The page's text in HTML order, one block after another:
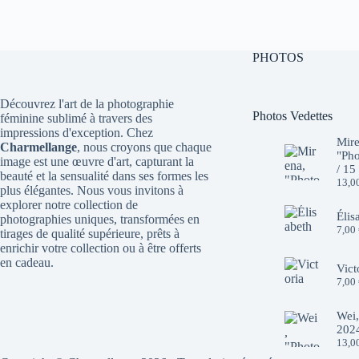
Découvrez l'art de la photographie
féminine sublimé à travers des
impressions d'exception. Chez
Charmellange, nous croyons que chaque
image est une œuvre d'art, capturant la
beauté et la sensualité dans ses formes les
plus élégantes. Nous vous invitons à
explorer notre collection de
photographies uniques, transformées en
tirages de qualité supérieure, prêts à
enrichir votre collection ou à être offerts
en cadeau.
PHOTOS
Photos Vedettes
/ 15
7,00
7,00